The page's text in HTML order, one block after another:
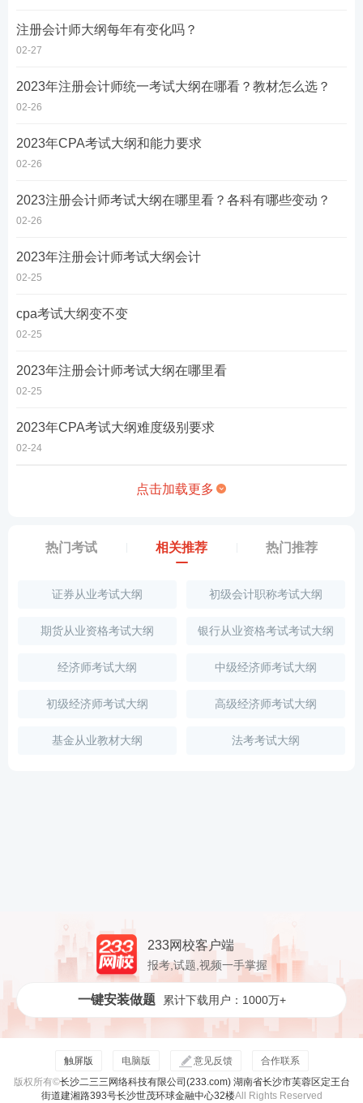
注册会计师大纲每年有变化吗？
02-27
2023年注册会计师统一考试大纲在哪看？教材怎么选？
02-26
2023年CPA考试大纲和能力要求
02-26
2023注册会计师考试大纲在哪里看？各科有哪些变动？
02-26
2023年注册会计师考试大纲会计
02-25
cpa考试大纲变不变
02-25
2023年注册会计师考试大纲在哪里看
02-25
2023年CPA考试大纲难度级别要求
02-24
点击加载更多
热门考试 相关推荐 热门推荐
证券从业考试大纲 初级会计职称考试大纲
期货从业资格考试大纲 银行从业资格考试考试大纲
经济师考试大纲 中级经济师考试大纲
初级经济师考试大纲 高级经济师考试大纲
基金从业教材大纲 法考考试大纲
233网校客户端
报考,试题,视频一手掌握
一键安装做题 累计下载用户：1000万+
触屏版 电脑版 意见反馈
合作联系
版权所有©长沙二三三网络科技有限公司(233.com) 湖南省长沙市芙蓉区定王台
街道建湘路393号长沙世茂环球金融中心32楼All Rights Reserved